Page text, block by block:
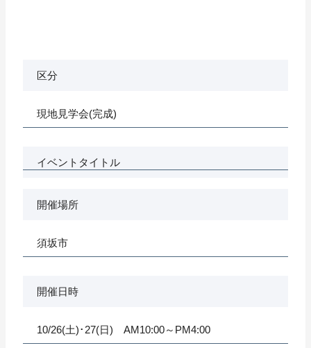
区分
現地見学会(完成)
イベントタイトル
開催場所
須坂市
開催日時
10/26(土)･27(日) AM10:00～PM4:00